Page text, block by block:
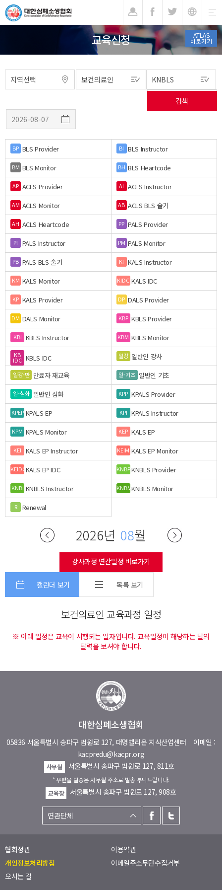
ATLAS
바로가기
교육신청
BP BLS Provider BI BLS Instructor
BM BLS Monitor BH BLS Heartcode
AP ACLS Provider AI ACLS Instructor
AM ACLS Monitor AB ACLS BLS 술기
AH ACLS Heartcode PP PALS Provider
PI PALS Instructor PM PALS Monitor
PB PALS BLS 술기 KI KALS Instructor
KM KALS Monitor KIDC KALS IDC
KP KALS Provider DP DALS Provider
DM DALS Monitor KBP KBLS Provider
KBI KBLS Instructor KBM KBLS Monitor
KB
IDC KBLS IDC 일강 일반인 강사
일강-만 만료자 재교육 일-기초 일반인 기초
일-심화 일반인 심화 KPP KPALS Provider
KPEP KPALS EP KPI KPALS Instructor
KPM KPALS Monitor KEP KALS EP
KEI KALS EP Instructor KEIM KALS EP Monitor
KEIDCKALS EP IDC KNBPKNBLS Provider
KNBI KNBLS Instructor KNBMKNBLS Monitor
R Renewal
2026년 08월
강사과정 연간일정 바로가기
캘린더 보기 목록 보기
보건의료인 교육과정 일정
※ 아래 일정은 교육이 시행되는 일자입니다. 교육일정이 해당하는 달의
달력을 보셔야 합니다.
대한심폐소생협회
05836 서울특별시 송파구 법원로 127, 대명벨리온 지식산업센터 이메일 :
kacpredu@kacpr.org
사무실 서울특별시 송파구 법원로 127, 811호
* 우편물 발송은 사무실 주소로 발송 부탁드립니다.
교육장
서울특별시 송파구 법원로 127, 908호
협회정관
이용약관
개인정보처리방침
이메일주소무단수집거부
오시는 길